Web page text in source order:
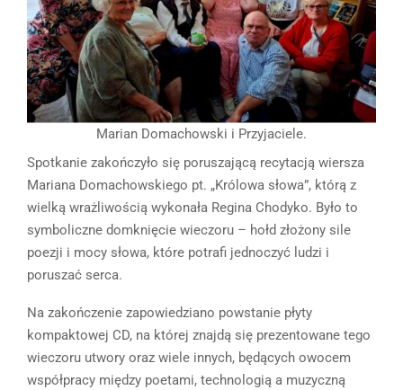
Marian Domachowski i Przyjaciele.
Spotkanie zakończyło się poruszającą recytacją wiersza
Mariana Domachowskiego pt. „Królowa słowa”, którą z
wielką wrażliwością wykonała Regina Chodyko. Było to
symboliczne domknięcie wieczoru – hołd złożony sile
poezji i mocy słowa, które potrafi jednoczyć ludzi i
poruszać serca.
Na zakończenie zapowiedziano powstanie płyty
kompaktowej CD, na której znajdą się prezentowane tego
wieczoru utwory oraz wiele innych, będących owocem
współpracy między poetami, technologią a muzyczną